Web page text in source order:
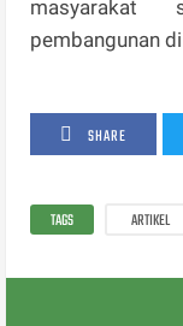
masyarakat
pembangunan
SHARE
TAGS ARTIKEL